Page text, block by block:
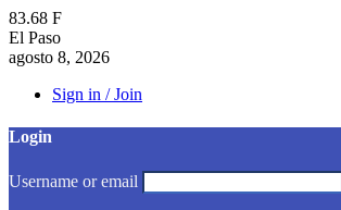
83.68 F
El Paso
agosto 8, 2026
Sign in / Join
Login
Username or email